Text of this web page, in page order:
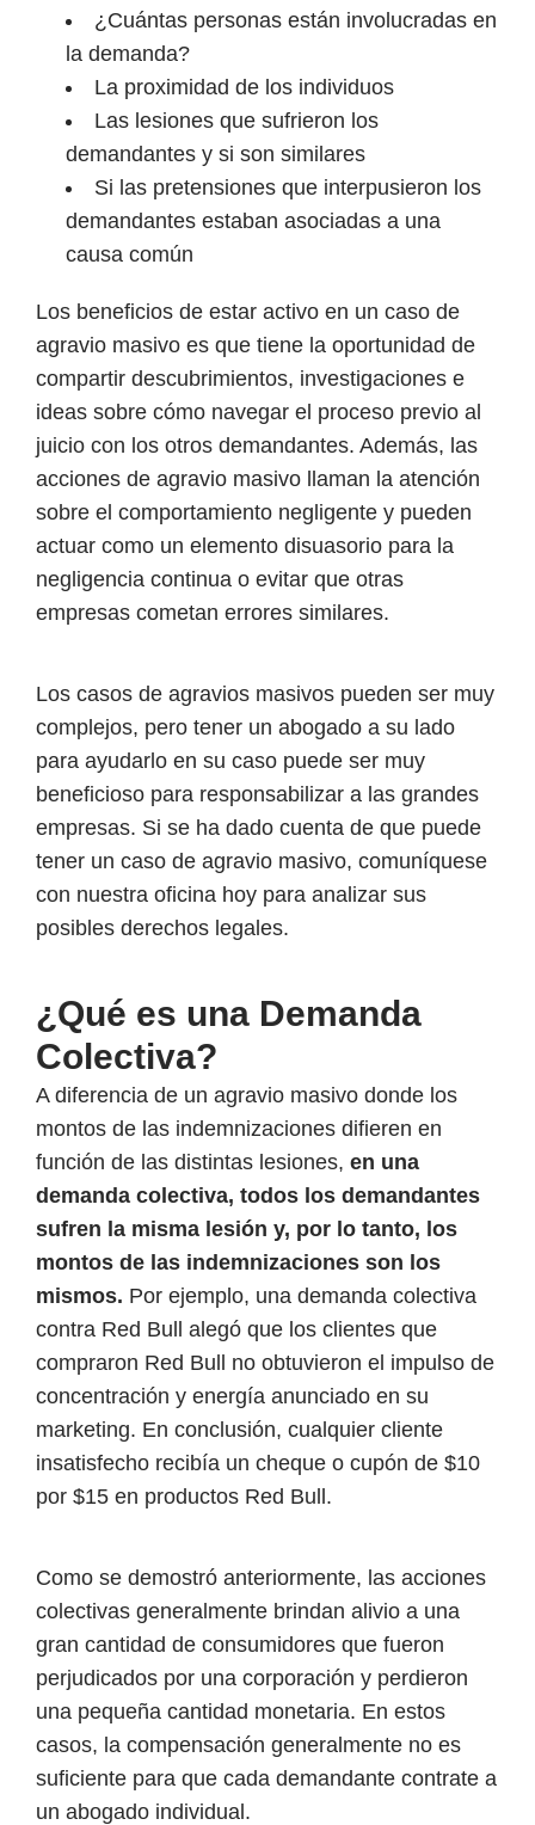
¿Cuántas personas están involucradas en
la demanda?
La proximidad de los individuos
Las lesiones que sufrieron los
demandantes y si son similares
Si las pretensiones que interpusieron los
demandantes estaban asociadas a una
causa común
Los beneficios de estar activo en un caso de
agravio masivo es que tiene la oportunidad de
compartir descubrimientos, investigaciones e
ideas sobre cómo navegar el proceso previo al
juicio con los otros demandantes. Además, las
acciones de agravio masivo llaman la atención
sobre el comportamiento negligente y pueden
actuar como un elemento disuasorio para la
negligencia continua o evitar que otras
empresas cometan errores similares.
Los casos de agravios masivos pueden ser muy
complejos, pero tener un abogado a su lado
para ayudarlo en su caso puede ser muy
beneficioso para responsabilizar a las grandes
empresas. Si se ha dado cuenta de que puede
tener un caso de agravio masivo, comuníquese
con nuestra oficina hoy para analizar sus
posibles derechos legales.
¿Qué es una Demanda
Colectiva?
A diferencia de un agravio masivo donde los
montos de las indemnizaciones difieren en
función de las distintas lesiones, en una
demanda colectiva, todos los demandantes
sufren la misma lesión y, por lo tanto, los
montos de las indemnizaciones son los
mismos. Por ejemplo, una demanda colectiva
contra Red Bull alegó que los clientes que
compraron Red Bull no obtuvieron el impulso de
concentración y energía anunciado en su
marketing. En conclusión, cualquier cliente
insatisfecho recibía un cheque o cupón de $10
por $15 en productos Red Bull.
Como se demostró anteriormente, las acciones
colectivas generalmente brindan alivio a una
gran cantidad de consumidores que fueron
perjudicados por una corporación y perdieron
una pequeña cantidad monetaria. En estos
casos, la compensación generalmente no es
suficiente para que cada demandante contrate a
un abogado individual.